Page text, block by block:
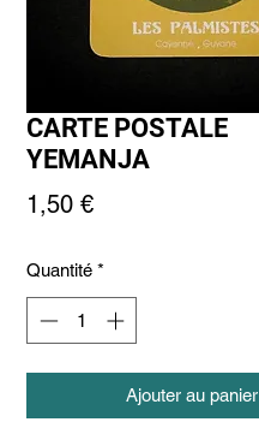
CARTE POSTALE
YEMANJA
1,50 €Prix
Quantité *
Ajouter au panier